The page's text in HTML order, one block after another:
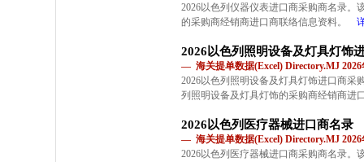
2026以色列仪器仪表进口商采购商名录。
的采购商经销商进口商联络信息资料。
2026以色列照明设备及灯具灯饰
— 海关提单数据(Excel) Directory.MJ 2026
2026以色列照明设备及灯具灯饰进口商采
列照明设备及灯具灯饰的采购商经销商进
2026以色列医疗器械进口商名录
— 海关提单数据(Excel) Directory.MJ 2026
2026以色列医疗器械进口商采购商名录。